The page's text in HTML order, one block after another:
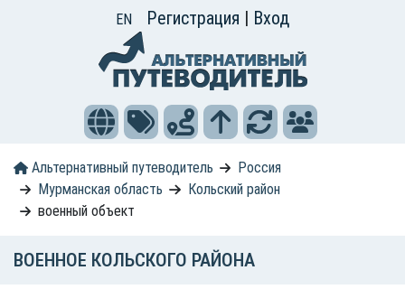
EN Регистрация | Вход
Альтернативный путеводитель
Россия
Мурманская область
Кольский район
военный объект
ВОЕННОЕ КОЛЬСКОГО РАЙОНА